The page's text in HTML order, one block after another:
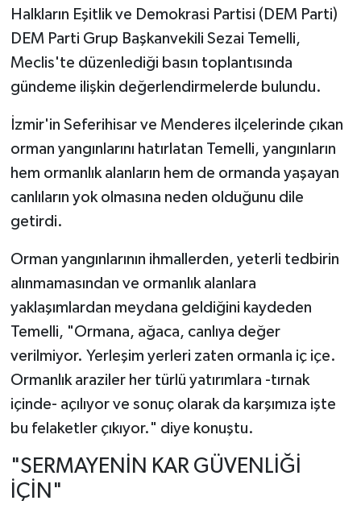
Halkların Eşitlik ve Demokrasi Partisi (DEM Parti)
DEM Parti Grup Başkanvekili Sezai Temelli,
Meclis'te düzenlediği basın toplantısında
gündeme ilişkin değerlendirmelerde bulundu.
İzmir'in Seferihisar ve Menderes ilçelerinde çıkan
orman yangınlarını hatırlatan Temelli, yangınların
hem ormanlık alanların hem de ormanda yaşayan
canlıların yok olmasına neden olduğunu dile
getirdi.
Orman yangınlarının ihmallerden, yeterli tedbirin
alınmamasından ve ormanlık alanlara
yaklaşımlardan meydana geldiğini kaydeden
Temelli, "Ormana, ağaca, canlıya değer
verilmiyor. Yerleşim yerleri zaten ormanla iç içe.
Ormanlık araziler her türlü yatırımlara -tırnak
içinde- açılıyor ve sonuç olarak da karşımıza işte
bu felaketler çıkıyor." diye konuştu.
"SERMAYENİN KAR GÜVENLİĞİ
İÇİN"